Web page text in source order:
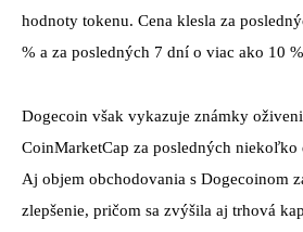
hodnoty tokenu. Cena klesla za
% a za posledných 7 dní o viac ako 10
Dogecoin však vykazuje známky
CoinMarketCap za posledných niekoľko
Aj objem obchodovania s Dogecoinom
zlepšenie, pričom sa zvýšila aj trhová